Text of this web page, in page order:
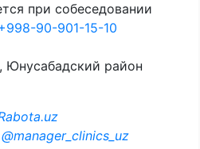
при собеседовании
90-901-15-10
Юнусабадский район
@manager_clinics_uz